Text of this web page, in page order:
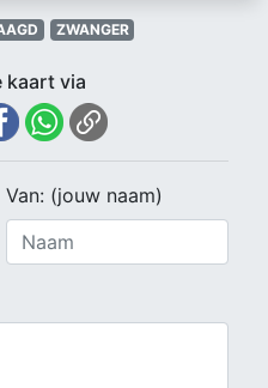
ZWANGER
kaart via
Van: (jouw naam)